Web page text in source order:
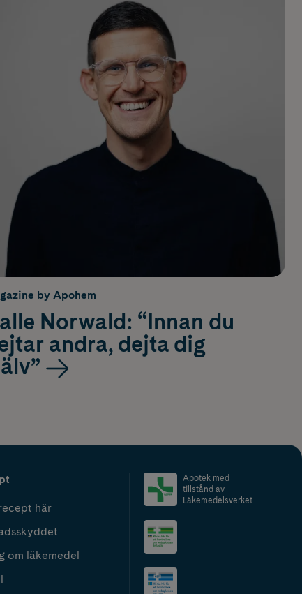
by Apohem
Norwald: “Innan du
andra, dejta dig
här
om läkemedel
Apotek med
tillstånd av
Läkemedelsverket